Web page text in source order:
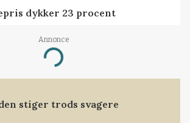
dykker 23 procent
Annonce
Loading...
stiger trods svagere